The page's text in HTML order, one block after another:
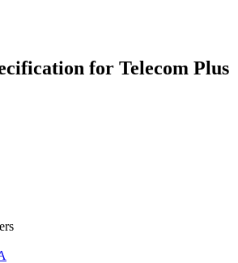
for Telecom Plus